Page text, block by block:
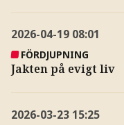
2026-04-19 08:01
FÖRDJUPNING
Jakten på evigt liv
2026-03-23 15:25